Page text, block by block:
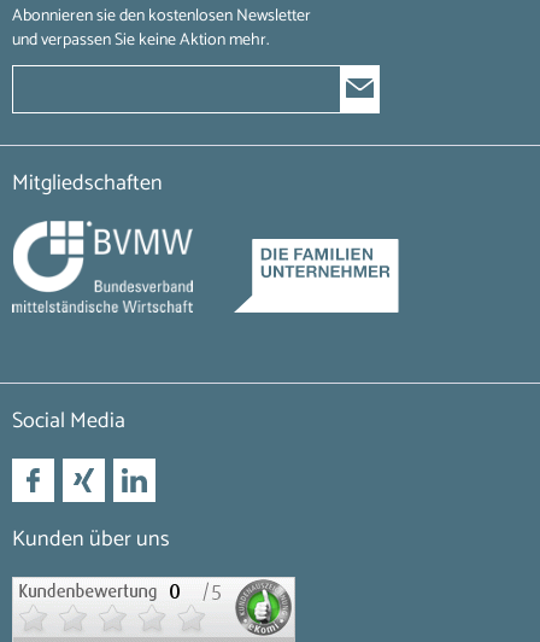
Abonnieren sie den kostenlosen Newsletter
und verpassen Sie keine Aktion mehr.
Mitgliedschaften
Social Media
Kunden über uns